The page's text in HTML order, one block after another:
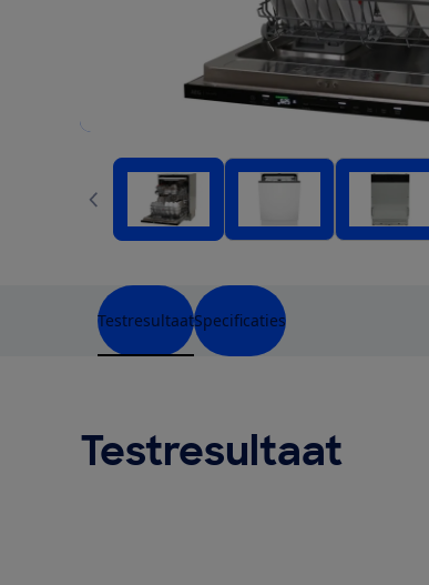
TestresultaatSpecificaties
Testresultaat